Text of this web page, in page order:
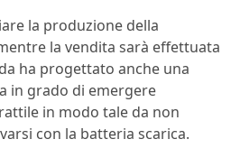
la produzione della
la vendita sarà effettuata
ha progettato anche una
in grado di emergere
in modo tale da non
con la batteria scarica.